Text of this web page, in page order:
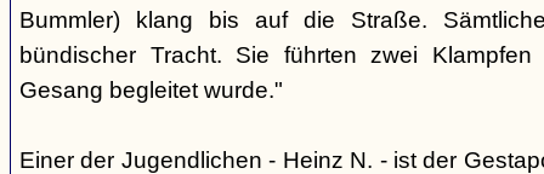
Bummler) klang bis auf die Straße.
bündischer Tracht. Sie führten zwei
Gesang begleitet wurde."
Einer der Jugendlichen - Heinz N. - ist der